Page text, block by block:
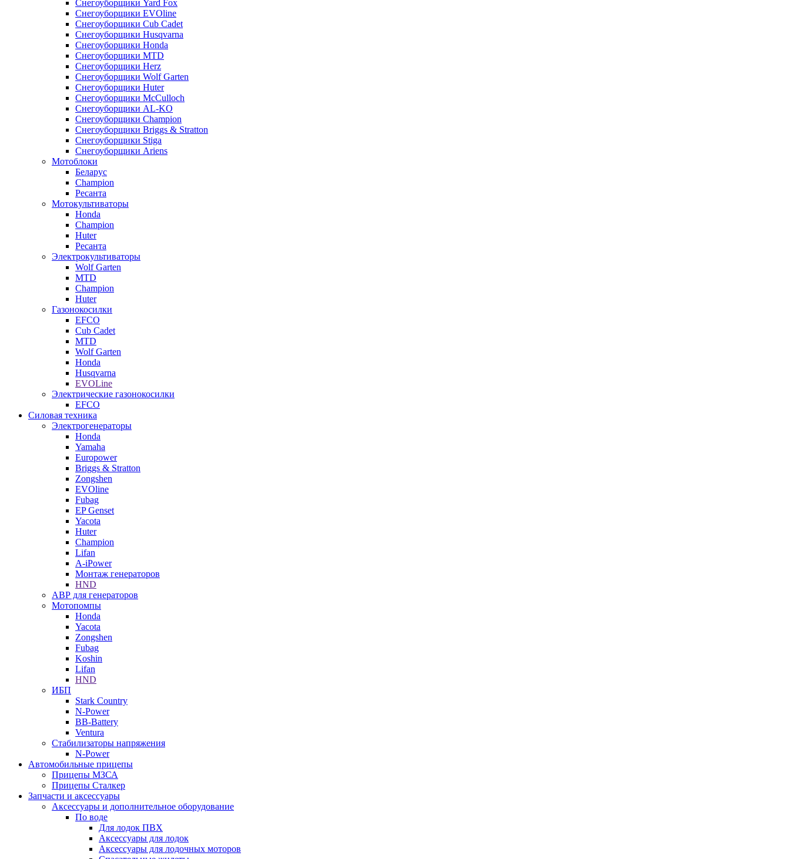
Снегоуборщики Yard Fox
Снегоуборщики EVOline
Снегоуборщики Cub Cadet
Снегоуборщики Husqvarna
Снегоуборщики Honda
Снегоуборщики MTD
Снегоуборщики Herz
Снегоуборщики Wolf Garten
Снегоуборщики Huter
Снегоуборщики McCulloch
Снегоуборщики AL-KO
Снегоуборщики Champion
Снегоуборщики Briggs & Stratton
Снегоуборщики Stiga
Снегоуборщики Ariens
Мотоблоки
Беларус
Champion
Ресанта
Мотокультиваторы
Honda
Champion
Huter
Ресанта
Электрокультиваторы
Wolf Garten
MTD
Champion
Huter
Газонокосилки
EFCO
Cub Cadet
MTD
Wolf Garten
Honda
Husqvarna
EVOLine
Электрические газонокосилки
EFCO
Силовая техника
Электрогенераторы
Honda
Yamaha
Europower
Briggs & Stratton
Zongshen
EVOline
Fubag
EP Genset
Yacota
Huter
Champion
Lifan
A-iPower
Монтаж генераторов
HND
АВР для генераторов
Мотопомпы
Honda
Yacota
Zongshen
Fubag
Koshin
Lifan
HND
ИБП
Stark Country
N-Power
BB-Battery
Ventura
Стабилизаторы напряжения
N-Power
Автомобильные прицепы
Прицепы МЗСА
Прицепы Сталкер
Запчасти и аксессуары
Аксессуары и дополнительное оборудование
По воде
Для лодок ПВХ
Аксессуары для лодок
Аксессуары для лодочных моторов